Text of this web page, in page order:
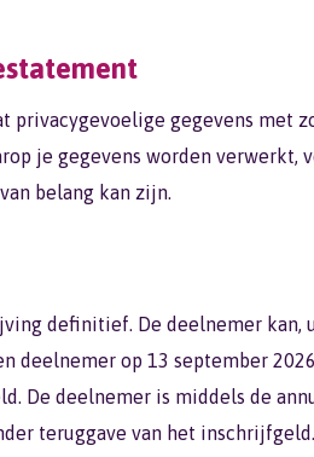
privacygevoelige gegevens
je gegevens worden
belang kan zijn.
definitief. De deelnemer
deelnemer op 13 september
De deelnemer is middels de
teruggave van het inschrijfgeld.